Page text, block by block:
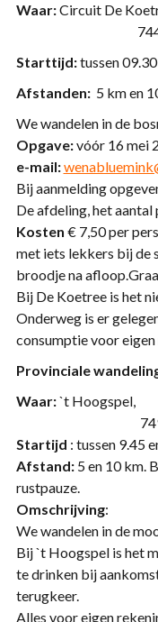
Waar:Circuit De
7447 PH
Starttijd:tussen
Afstanden:5 km en
We wandelen in de
Opgave:vóór 16 mei
e-mail:
Bij aanmelding
De afdeling, het
Kosten € 7,50 per
met iets lekkers bij de
broodje na
Bij De Koetree is het
Onderweg is er
consumptie voor eigen
Provinciale
Waar:`t
7495 VL
Startijd : tussen 9.45
Afstand:5 en 10 km.
rustpauze.
Omschrijving:
We wandelen in de
Bij `t Hoogspel is het
te drinken bij
terugkeer.
Alles voor eigen